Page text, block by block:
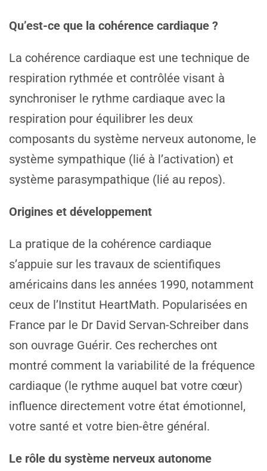
Qu’est-ce que la cohérence cardiaque ?
La cohérence cardiaque est une technique de
respiration rythmée et contrôlée visant à
synchroniser le rythme cardiaque avec la
respiration pour équilibrer les deux
composants du système nerveux autonome, le
système sympathique (lié à l’activation) et
système parasympathique (lié au repos).
Origines et développement
La pratique de la cohérence cardiaque
s’appuie sur les travaux de scientifiques
américains dans les années 1990, notamment
ceux de l’Institut HeartMath. Popularisées en
France par le Dr David Servan-Schreiber dans
son ouvrage Guérir. Ces recherches ont
montré comment la variabilité de la fréquence
cardiaque (le rythme auquel bat votre cœur)
influence directement votre état émotionnel,
votre santé et votre bien-être général.
Le rôle du système nerveux autonome